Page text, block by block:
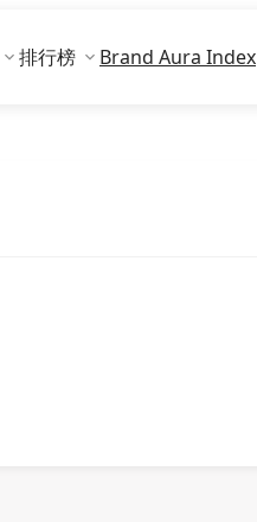
排行榜 Brand Aura Index